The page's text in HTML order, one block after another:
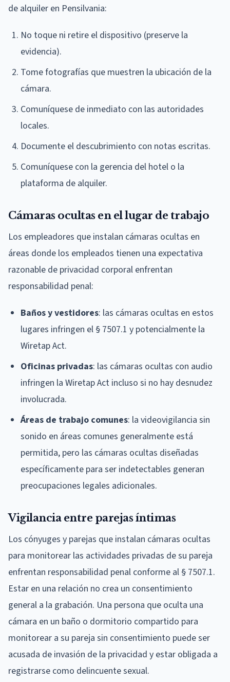
de alquiler en Pensilvania:
No toque ni retire el dispositivo (preserve la
evidencia).
Tome fotografías que muestren la ubicación de la
cámara.
Comuníquese de inmediato con las autoridades
locales.
Documente el descubrimiento con notas escritas.
Comuníquese con la gerencia del hotel o la
plataforma de alquiler.
Cámaras ocultas en el lugar de trabajo
Los empleadores que instalan cámaras ocultas en
áreas donde los empleados tienen una expectativa
razonable de privacidad corporal enfrentan
responsabilidad penal:
Baños y vestidores: las cámaras ocultas en estos
lugares infringen el § 7507.1 y potencialmente la
Wiretap Act.
Oficinas privadas: las cámaras ocultas con audio
infringen la Wiretap Act incluso si no hay desnudez
involucrada.
Áreas de trabajo comunes: la videovigilancia sin
sonido en áreas comunes generalmente está
permitida, pero las cámaras ocultas diseñadas
específicamente para ser indetectables generan
preocupaciones legales adicionales.
Vigilancia entre parejas íntimas
Los cónyuges y parejas que instalan cámaras ocultas
para monitorear las actividades privadas de su pareja
enfrentan responsabilidad penal conforme al § 7507.1.
Estar en una relación no crea un consentimiento
general a la grabación. Una persona que oculta una
cámara en un baño o dormitorio compartido para
monitorear a su pareja sin consentimiento puede ser
acusada de invasión de la privacidad y estar obligada a
registrarse como delincuente sexual.